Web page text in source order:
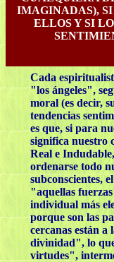
IMAGINADAS),
ELLOS Y SI
Cada
"los ángeles",
moral (es decir,
tendencias
es que, si para
significa nuestro
Real e
ordenarse todo
subconscientes,
"aquellas
individual más
porque son las
cercanas están a
divinidad", lo
virtudes",